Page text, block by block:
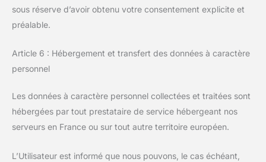
sous réserve d’avoir obtenu votre consentement explicite et
préalable.
Article 6 : Hébergement et transfert des données à caractère
personnel
Les données à caractère personnel collectées et traitées sont
hébergées par tout prestataire de service hébergeant nos
serveurs en France ou sur tout autre territoire européen.
L’Utilisateur est informé que nous pouvons, le cas échéant,